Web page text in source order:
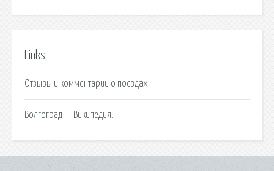
Links
Отзывы и комментарии о поездах.
Волгоград — Википедия.